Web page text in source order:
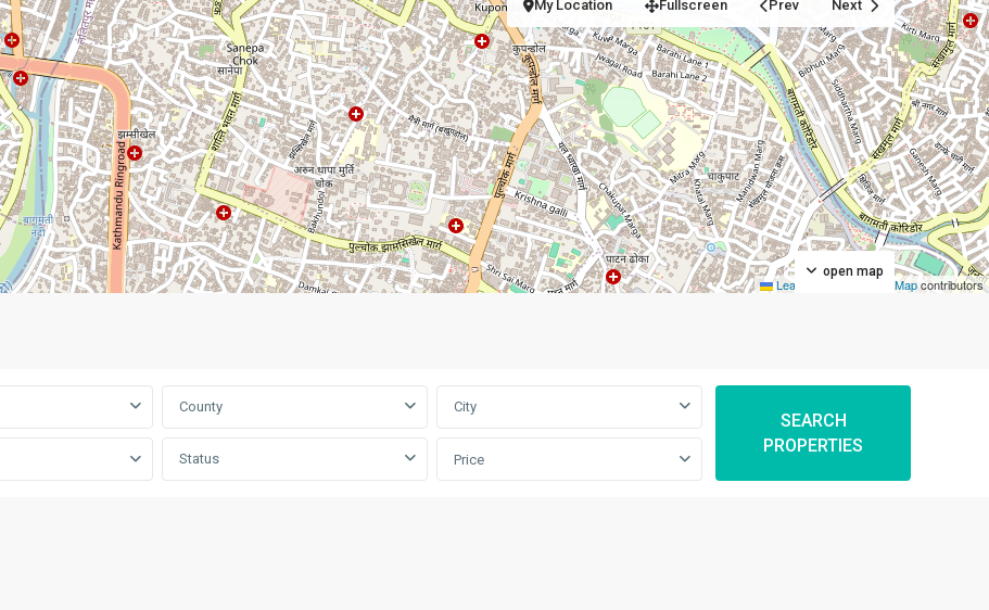
Leaflet © OpenStreetMapcontributors
open map
My Location Fullscreen Prev Next
County City
Status Price
SEARCH
PROPERTIES